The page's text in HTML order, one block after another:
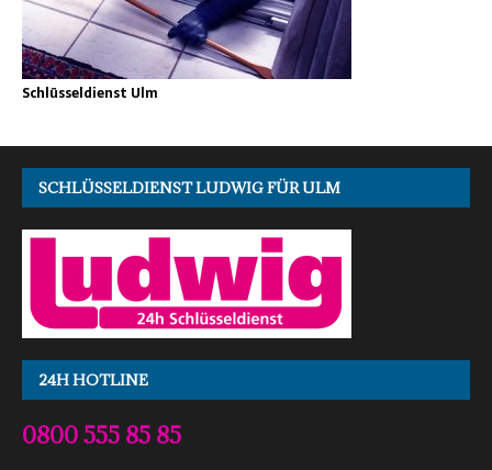
Schlüsseldienst Ulm
SCHLÜSSELDIENST LUDWIG FÜR ULM
24H HOTLINE
0800 555 85 85